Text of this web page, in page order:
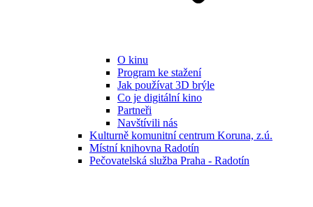
O kinu
Program ke stažení
Jak používat 3D brýle
Co je digitální kino
Partneři
Navštívili nás
Kulturně komunitní centrum Koruna, z.ú.
Místní knihovna Radotín
Pečovatelská služba Praha - Radotín